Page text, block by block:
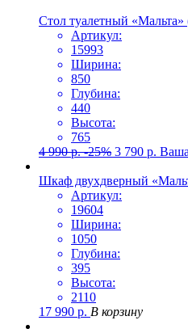
Стол туалетный «Мальта»
Артикул:
15993
Ширина:
850
Глубина:
440
Высота:
765
4 990р. -25% 3 790 р.
Шкаф двухдверный
Артикул:
19604
Ширина:
1050
Глубина:
395
Высота:
2110
17 990 р. В корзину